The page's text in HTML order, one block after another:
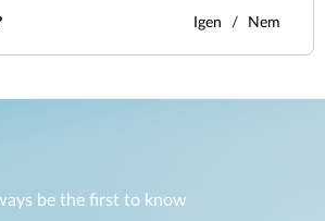
Igen Nem
be the first to know